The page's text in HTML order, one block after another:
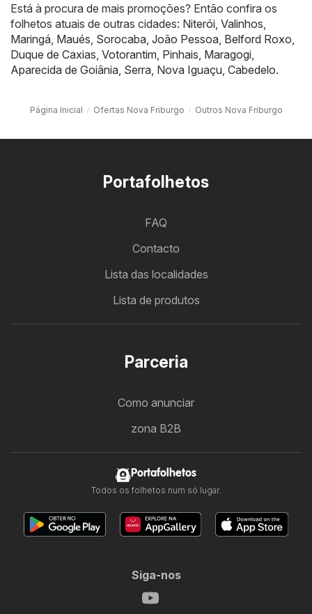
Está à procura de mais promoções? Então confira os
folhetos atuais de outras cidades: Niterói Valinhos
Maringá Maués Sorocaba João Pessoa Belford Roxo
Duque de Caxias Votorantim Pinhais Maragogi
Aparecida de Goiânia Serra Nova Iguaçu Cabedelo.
Página Inicial Ofertas Nova Friburgo Outros Nova Friburgo
Portafolhetos
FAQ
Contacto
Lista das localidades
Lista de produtos
Parceria
Como anunciar
zona B2B
Portafolhetos
Todos os folhetos num só lugar.
Siga-nos